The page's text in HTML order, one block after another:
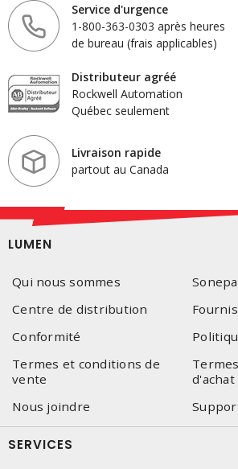
Service d'urgence
1-800-363-0303 après heures
de bureau (frais applicables)
Distributeur agréé
Rockwell Automation
Québec seulement
Livraison rapide
partout au Canada
LUMEN
Qui nous sommes
Centre de distribution
Conformité
Termes et conditions de
vente
d'achat
Nous joindre
SERVICES